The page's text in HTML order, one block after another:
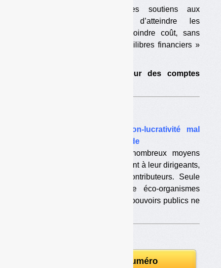
Pour l’éco-organisme, les soutiens aux
distributeurs permettent d’atteindre les
objectifs de collecte à moindre coût, sans
perturber « les grands équilibres financiers »
Filière DEEE : la Cour des comptes
Eco-organismes : une non-lucrativité mal
définie, mensongère et absurde
Les éco-organismes ont de nombreux moyens
légaux de faire gagner de l’argent à leur dirigeants,
leurs actionnaires ou leurs contributeurs. Seule
une réelle concurrence entre éco-organismes
permettrait de le tempérer. Les pouvoirs publics ne
Télécharger le numéro